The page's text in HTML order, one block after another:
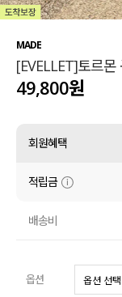
티셔츠
셔츠
원피스
니트
MADE
[EVELLET]토르
49,800원
회원혜택
적립금
배송비
옵션